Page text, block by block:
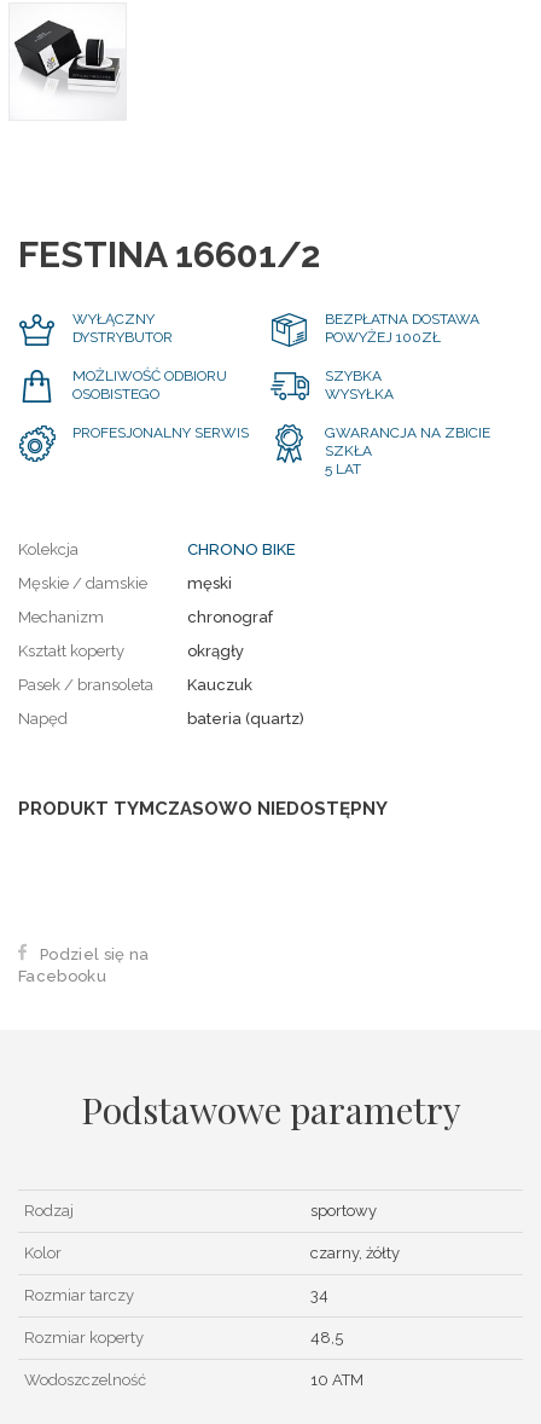
FESTINA 16601/2
WYŁĄCZNY
DYSTRYBUTOR
BEZPŁATNA DOSTAWA
POWYŻEJ 100ZŁ
MOŻLIWOŚĆ ODBIORU
OSOBISTEGO
SZYBKA
WYSYŁKA
PROFESJONALNY SERWIS
GWARANCJA NA ZBICIE
SZKŁA
5 LAT
Kolekcja
CHRONO BIKE
Męskie / damskie
męski
Mechanizm
chronograf
Kształt koperty
okrągły
Pasek / bransoleta
Kauczuk
Napęd
bateria (quartz)
PRODUKT TYMCZASOWO NIEDOSTĘPNY
Podziel się na
Facebooku
Podstawowe parametry
Rodzaj sportowy
Kolor czarny, żółty
Rozmiar tarczy 34
Rozmiar koperty 48,5
Wodoszczelność 10 ATM